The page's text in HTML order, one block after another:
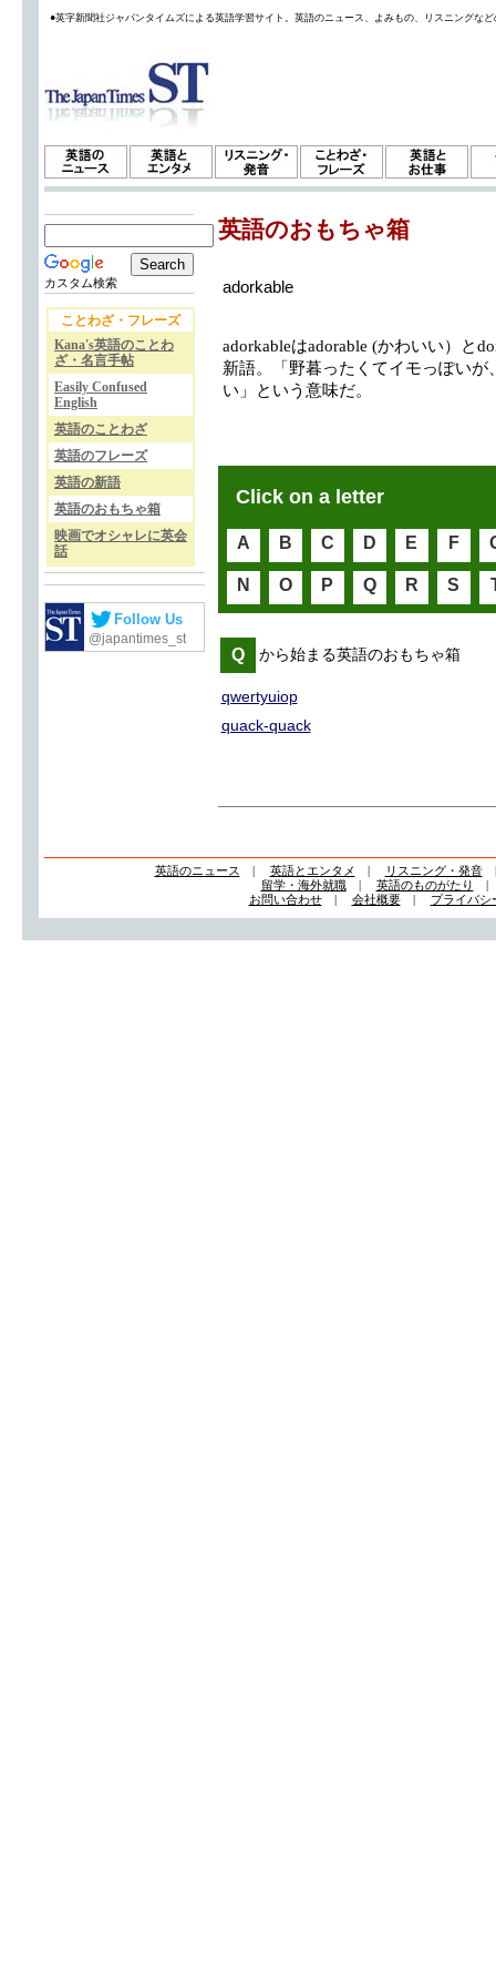
●英字新聞社ジャパンタイムズによる英語学習サイト。英語のニュース、よみもの、リスニングな
カスタム検索
ことわざ・フレーズ
Kana's英語のことわ
ざ・名言手帖
Easily Confused
English
英語のことわざ
英語のフレーズ
英語の新語
英語のおもちゃ箱
映画でオシャレに英会
話
Follow Us
@japantimes_st
英語のおもちゃ箱
adorkable
adorkableはadorable (かわいい）と
新語。「野暮ったくてイモっぽい
い」という意味だ。
Click on a letter
A B C D E F
N O P Q R S
Q から始まる英語のおもちゃ箱
qwertyuiop
quack-quack
英語のニュース | 英語とエンタメ | リスニング・発音
留学・海外就職| 英語のものがたり
お問い合わせ| 会社概要| プライバシ